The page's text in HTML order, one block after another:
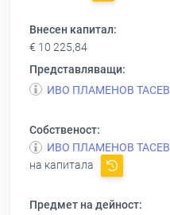
Внесен капитал:
€ 10 225,84
Представляващи:
ИВО ПЛАМЕНОВ ТАСЕВ
Собственост:
ИВО ПЛАМЕНОВ ТАСЕВ
на капитала
Предмет на дейност: